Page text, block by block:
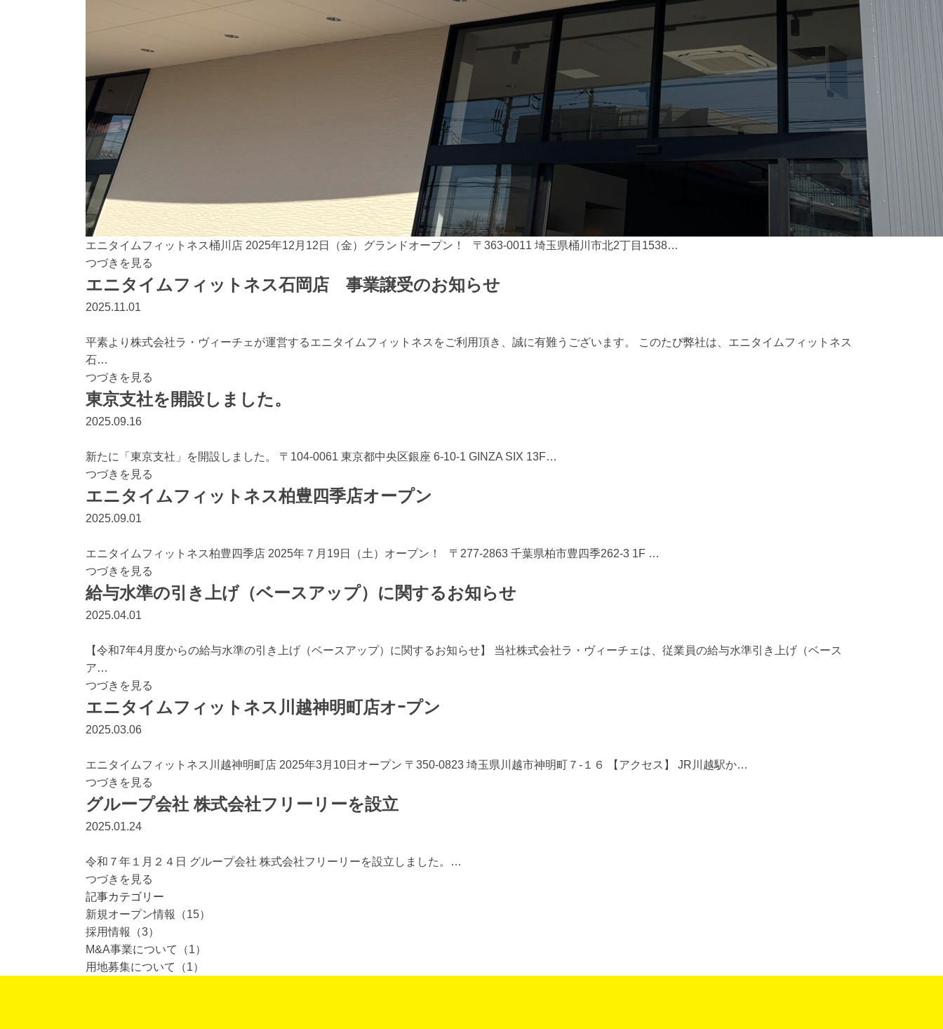
エニタイムフィットネス桶川店 2025年12月12日（金）グランドオープン！ 〒363-0011 埼玉県桶川市北2丁目1538…
つづきを見る
エニタイムフィットネス石岡店 事業譲受のお知らせ
2025.11.01
平素より株式会社ラ・ヴィーチェが運営するエニタイムフィットネスをご利用頂き、誠に有難うございます。 このたび弊社は、エニタイムフィットネス
石…
つづきを見る
東京支社を開設しました。
2025.09.16
新たに「東京支社」を開設しました。 〒104-0061 東京都中央区銀座 6-10-1 GINZA SIX 13F…
つづきを見る
エニタイムフィットネス柏豊四季店オープン
2025.09.01
エニタイムフィットネス柏豊四季店 2025年７月19日（土）オープン！ 〒277-2863 千葉県柏市豊四季262-3 1F …
つづきを見る
給与水準の引き上げ（ベースアップ）に関するお知らせ
2025.04.01
【令和7年4月度からの給与水準の引き上げ（ベースアップ）に関するお知らせ】 当社株式会社ラ・ヴィーチェは、従業員の給与水準引き上げ（ベース
ア…
つづきを見る
エニタイムフィットネス川越神明町店オｰプン
2025.03.06
エニタイムフィットネス川越神明町店 2025年3月10日オープン 〒350-0823 埼玉県川越市神明町７-１６ 【アクセス】 JR川越駅か…
つづきを見る
グループ会社 株式会社フリーリーを設立
2025.01.24
令和７年１月２４日 グループ会社 株式会社フリーリーを設立しました。…
つづきを見る
記事カテゴリー
新規オープン情報（15）
採用情報（3）
M&A事業について（1）
用地募集について（1）